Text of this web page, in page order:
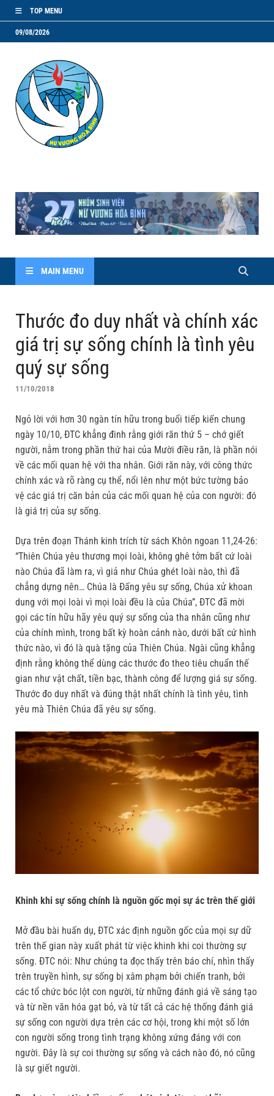
TOP MENU
09/08/2026
MAIN MENU
Thước đo duy nhất và chính xác
giá trị sự sống chính là tình yêu
quý sự sống
11/10/2018
Ngỏ lời với hơn 30 ngàn tín hữu trong buổi tiếp kiến chung
ngày 10/10, ĐTC khẳng đinh rằng giới răn thứ 5 – chớ giết
người, nằm trong phần thứ hai của Mười điều răn, là phần nói
về các mối quan hệ với tha nhân. Giới răn này, với công thức
chính xác và rõ ràng cụ thể, nổi lên như một bức tường bảo
vệ các giá trị căn bản của các mối quan hệ của con người: đó
là giá trị của sự sống.
Dựa trên đoạn Thánh kinh trích từ sách Khôn ngoan 11,24-26:
“Thiên Chúa yêu thương mọi loài, không ghê tởm bất cứ loài
nào Chúa đã làm ra, vì giả như Chúa ghét loài nào, thì đã
chẳng dựng nên… Chúa là Đấng yêu sự sống, Chúa xử khoan
dung với mọi loài vì mọi loài đều là của Chúa”, ĐTC đã mời
gọi các tín hữu hãy yêu quý sự sống của tha nhân cũng như
của chính mình, trong bất kỳ hoàn cảnh nào, dưới bất cứ hình
thức nào, vì đó là quà tặng của Thiên Chúa. Ngài cũng khẳng
định rằng không thể dùng các thước đo theo tiêu chuẩn thế
gian như vật chất, tiền bạc, thành công để lượng giá sự sống.
Thước đo duy nhất và đúng thật nhất chính là tình yêu, tình
yêu mà Thiên Chúa đã yêu sự sống.
Khinh khi sự sống chính là nguồn gốc mọi sự ác trên thế giới
Mở đầu bài huấn dụ, ĐTC xác định nguồn gốc của mọi sự dữ
trên thế gian này xuất phát từ việc khinh khi coi thường sự
sống. ĐTC nói: Như chúng ta đọc thấy trên báo chí, nhìn thấy
trên truyền hình, sự sống bị xâm phạm bởi chiến tranh, bởi
các tổ chức bóc lột con người, từ những đánh giá về sáng tạo
và từ nền văn hóa gạt bỏ, và từ tất cả các hệ thống đánh giá
sự sống con người dựa trên các cơ hội, trong khi một số lớn
con người sống trong tình trạng không xứng đáng với con
người. Đây là sự coi thường sự sống và cách nào đó, nó cũng
là sự giết người.